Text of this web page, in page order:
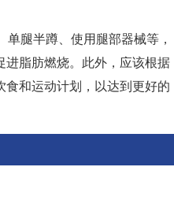
腿半蹲、使用腿部器械等，
进脂肪燃烧。此外，应该根据
和运动计划，以达到更好的